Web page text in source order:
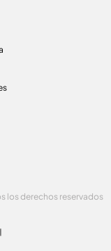
los derechos reservados